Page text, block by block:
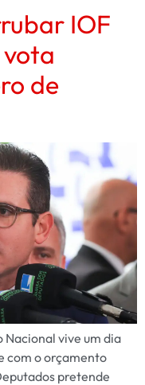
IOF
de
vive um dia
com o orçamento
pretende